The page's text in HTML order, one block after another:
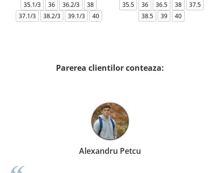
35.1/3 36 36.2/3
38
37.1/3
38.2/3 39.1/3 40
35.5 36 36.5 38
37.5
38.5
39 40
Parerea clientilor conteaza:
Alexandru Petcu